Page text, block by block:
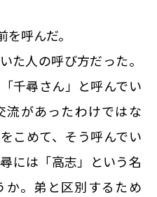
呼んだ。
た人の呼び方だった。
千尋さん」と呼んでい
流があったわけではな
こめて、そう呼んでい
には「高志」という名
か。弟と区別するため